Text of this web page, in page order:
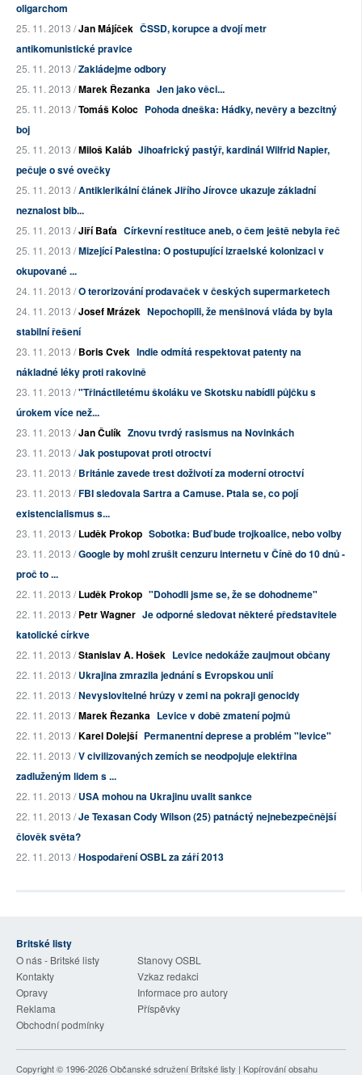
oligarchom
25. 11. 2013 /Jan Májíček ČSSD, korupce a dvojí metr
antikomunistické pravice
25. 11. 2013 /Zakládejme odbory
25. 11. 2013 /Marek Řezanka Jen jako věci...
25. 11. 2013 /Tomáš Koloc Pohoda dneška: Hádky, nevěry a bezcitný
boj
25. 11. 2013 /Miloš Kaláb Jihoafrický pastýř, kardinál Wilfrid Napier,
pečuje o své ovečky
25. 11. 2013 /Antiklerikální článek Jiřího Jírovce ukazuje základní
neznalost bib...
25. 11. 2013 /Jiří Baťa Církevní restituce aneb, o čem ještě nebyla řeč
25. 11. 2013 /Mizející Palestina: O postupující izraelské kolonizaci v
okupované ...
24. 11. 2013 /O terorizování prodavaček v českých supermarketech
24. 11. 2013 /Josef Mrázek Nepochopili, že menšinová vláda by byla
stabilní řešení
23. 11. 2013 /Boris Cvek Indie odmítá respektovat patenty na
nákladné léky proti rakovině
23. 11. 2013 /"Třináctiletému školáku ve Skotsku nabídli půjčku s
úrokem více než...
23. 11. 2013 /Jan Čulík Znovu tvrdý rasismus na Novinkách
23. 11. 2013 /Jak postupovat proti otroctví
23. 11. 2013 /Británie zavede trest doživotí za moderní otroctví
23. 11. 2013 /FBI sledovala Sartra a Camuse. Ptala se, co pojí
existencialismus s...
23. 11. 2013 /Luděk Prokop Sobotka: Buď bude trojkoalice, nebo volby
23. 11. 2013 /Google by mohl zrušit cenzuru internetu v Číně do 10 dnů -
proč to ...
22. 11. 2013 /Luděk Prokop "Dohodli jsme se, že se dohodneme"
22. 11. 2013 /Petr Wagner Je odporné sledovat některé představitele
katolické církve
22. 11. 2013 /Stanislav A. Hošek Levice nedokáže zaujmout občany
22. 11. 2013 /Ukrajina zmrazila jednání s Evropskou unií
22. 11. 2013 /Nevyslovitelné hrůzy v zemi na pokraji genocidy
22. 11. 2013 /Marek Řezanka Levice v době zmatení pojmů
22. 11. 2013 /Karel Dolejší Permanentní deprese a problém "levice"
22. 11. 2013 /V civilizovaných zemích se neodpojuje elektřina
zadluženým lidem s ...
22. 11. 2013 /USA mohou na Ukrajinu uvalit sankce
22. 11. 2013 /Je Texasan Cody Wilson (25) patnáctý nejnebezpečnější
člověk světa?
22. 11. 2013 /Hospodaření OSBL za září 2013
Britské listy
O nás - Britské listy
Stanovy OSBL
Kontakty
Vzkaz redakci
Opravy
Informace pro autory
Reklama
Příspěvky
Obchodní podmínky
Copyright © 1996-2026Občanské sdružení Britské listy | Kopírování obsahu